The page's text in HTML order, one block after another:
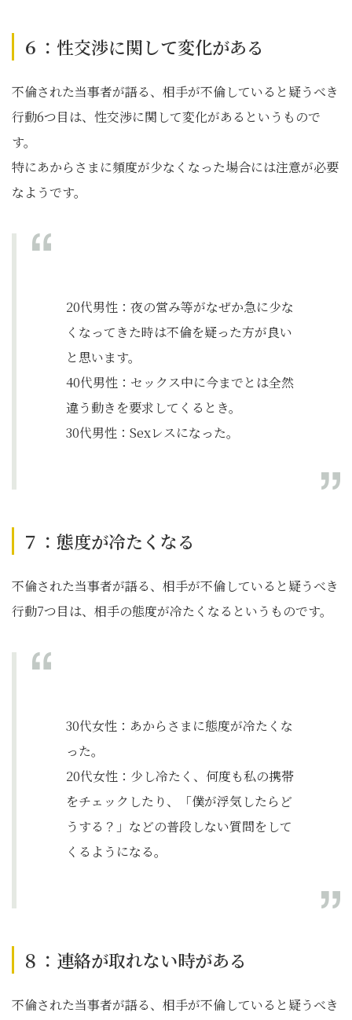
６：性交渉に関して変化がある
不倫された当事者が語る、相手が不倫していると疑うべき
行動6つ目は、性交渉に関して変化があるというもので
す。
特にあからさまに頻度が少なくなった場合には注意が必要
なようです。
20代男性：夜の営み等がなぜか急に少な
くなってきた時は不倫を疑った方が良い
と思います。
40代男性：セックス中に今までとは全然
違う動きを要求してくるとき。
30代男性：Sexレスになった。
７：態度が冷たくなる
不倫された当事者が語る、相手が不倫していると疑うべき
行動7つ目は、相手の態度が冷たくなるというものです。
30代女性：あからさまに態度が冷たくな
った。
20代女性：少し冷たく、何度も私の携帯
をチェックしたり、「僕が浮気したらど
うする？」などの普段しない質問をして
くるようになる。
８：連絡が取れない時がある
不倫された当事者が語る、相手が不倫していると疑うべき